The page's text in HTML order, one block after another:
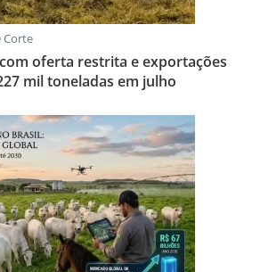
Corte
oferta restrita e exportações
mil toneladas em julho